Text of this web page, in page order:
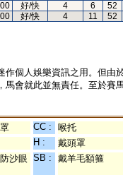
好/快 4 6
52
好/快 4 11 52
作個人娛樂資訊之用。但
馬會就此並無責任。至於賽
CC :
喉托
H :
戴頭罩
沙眼 SB : 戴羊毛額箍